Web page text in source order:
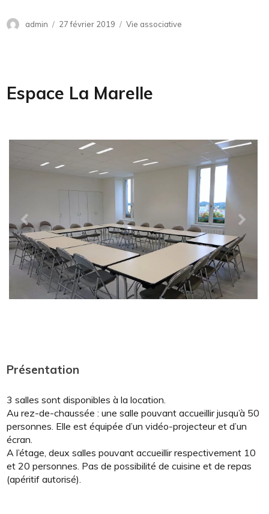
Auteur
admin
Publié
27 février 2019 Catégories
Vie associative
Espace La Marelle
Présentation
3 salles sont disponibles à la location.
Au rez-de-chaussée : une salle pouvant accueillir jusqu’à 50
personnes. Elle est équipée d’un vidéo-projecteur et d’un
écran.
A l’étage, deux salles pouvant accueillir respectivement 10
et 20 personnes. Pas de possibilité de cuisine et de repas
(apéritif autorisé).